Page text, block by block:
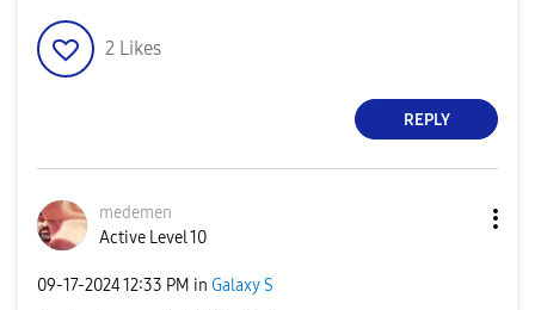
2 Likes
REPLY
medemen
Active Level 10
‎09-17-202412:33 PM in Galaxy S